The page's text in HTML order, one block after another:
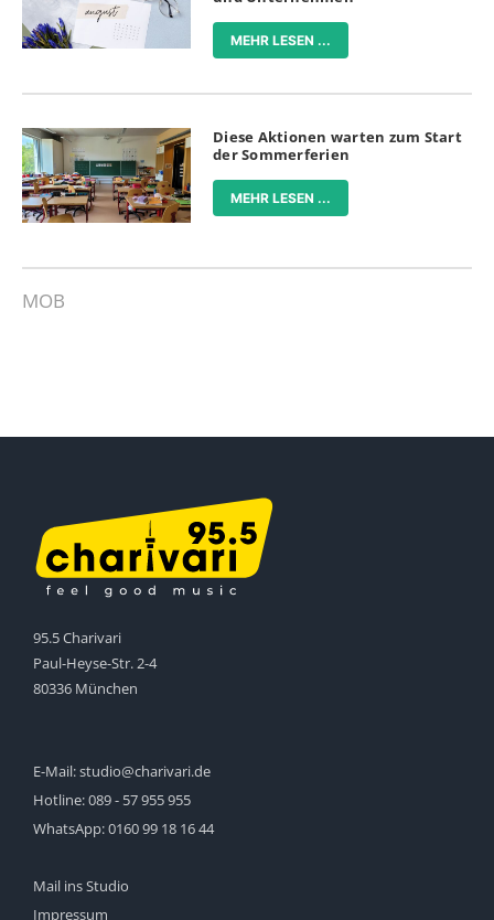
MEHR LESEN ...
Diese Aktionen warten zum Start
der Sommerferien
MEHR LESEN ...
MOB
95.5 Charivari
Paul-Heyse-Str. 2-4
80336 München
E-Mail:studio@charivari.de
Hotline:089 - 57 955 955
WhatsApp:0160 99 18 16 44
Mail ins Studio
Impressum